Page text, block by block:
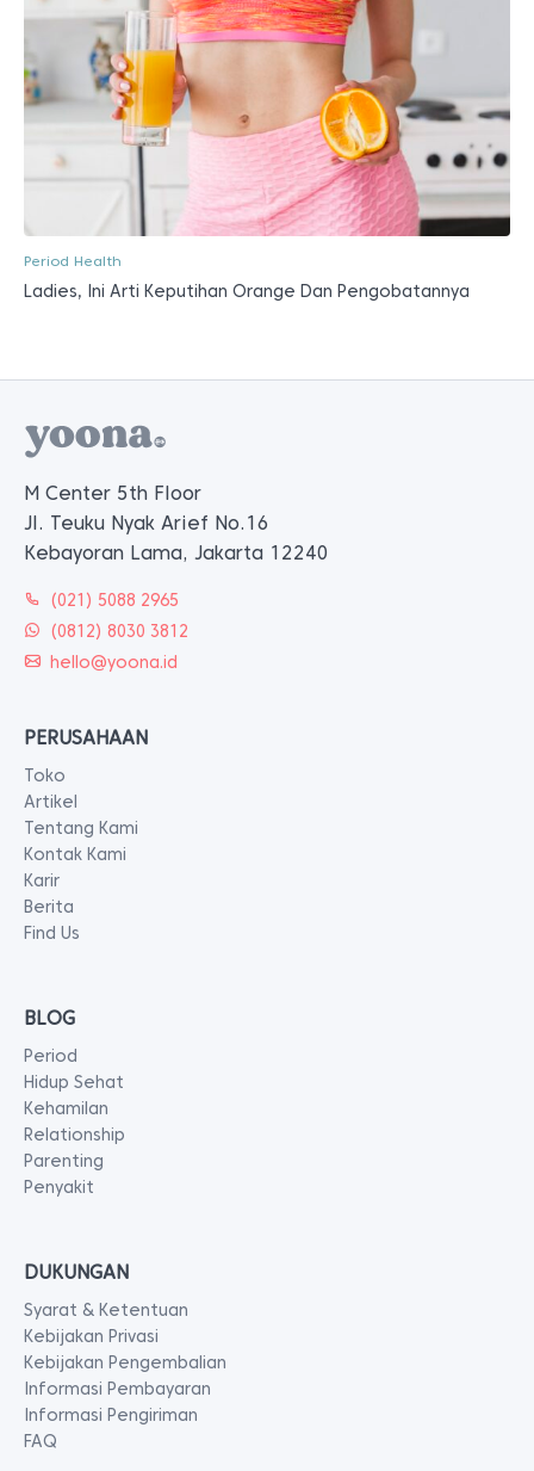
Period Health
Ladies, Ini Arti Keputihan Orange Dan Pengobatannya
M Center 5th Floor
Jl. Teuku Nyak Arief No.16
Kebayoran Lama, Jakarta 12240
(021) 5088 2965
(0812) 8030 3812
hello@yoona.id
PERUSAHAAN
Toko
Artikel
Tentang Kami
Kontak Kami
Karir
Berita
Find Us
BLOG
Period
Hidup Sehat
Kehamilan
Relationship
Parenting
Penyakit
DUKUNGAN
Syarat & Ketentuan
Kebijakan Privasi
Kebijakan Pengembalian
Informasi Pembayaran
Informasi Pengiriman
FAQ